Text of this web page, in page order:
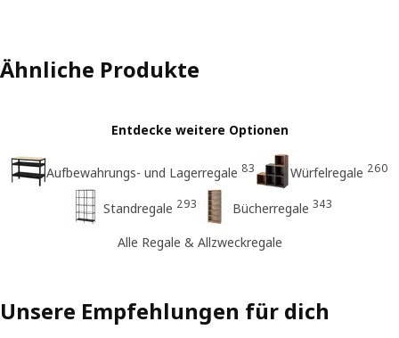
Ähnliche Produkte
Entdecke weitere Optionen
Aufbewahrungs- und Lagerregale 83 Würfelregale 260
Standregale 293 Bücherregale 343
Alle Regale & Allzweckregale
Unsere Empfehlungen für dich